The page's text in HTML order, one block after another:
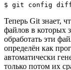
$ git config
Теперь Git знает,
файлов в которых
обработать эти
определён как
автоматически
только потом их